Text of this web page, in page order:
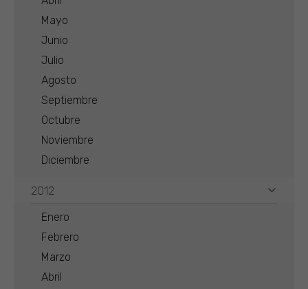
Mayo
Junio
Julio
Agosto
Septiembre
Octubre
Noviembre
Diciembre
2012
Enero
Febrero
Marzo
Abril